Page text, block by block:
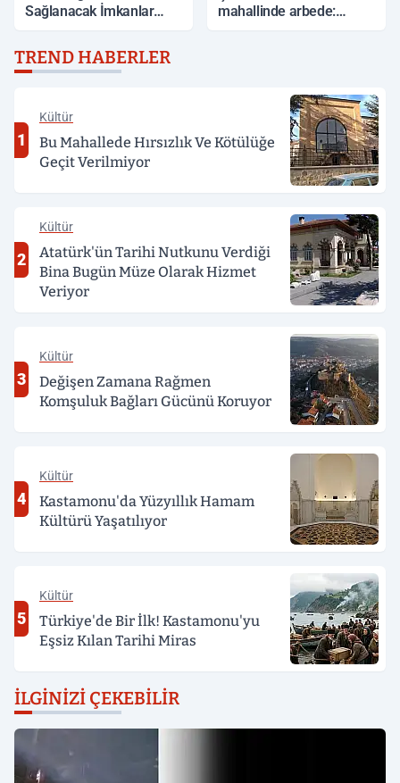
Sağlanacak İmkanlar
mahallinde arbede:
TREND HABERLER
1
Kültür
Bu Mahallede Hırsızlık Ve Kötülüğe
Geçit Verilmiyor
2
Kültür
Atatürk'ün Tarihi Nutkunu Verdiği
Bina Bugün Müze Olarak Hizmet
Veriyor
3
Kültür
Değişen Zamana Rağmen
Komşuluk Bağları Gücünü Koruyor
4
Kültür
Kastamonu'da Yüzyıllık Hamam
Kültürü Yaşatılıyor
5
Kültür
Türkiye'de Bir İlk! Kastamonu'yu
Eşsiz Kılan Tarihi Miras
İLGINIZI ÇEKEBILIR